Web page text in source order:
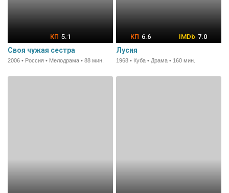
5.1
Своя чужая сестра
2006 • Россия • Мелодрама • 88 мин.
6.6 7.0
Лусия
1968 • Куба • Драма • 160 мин.